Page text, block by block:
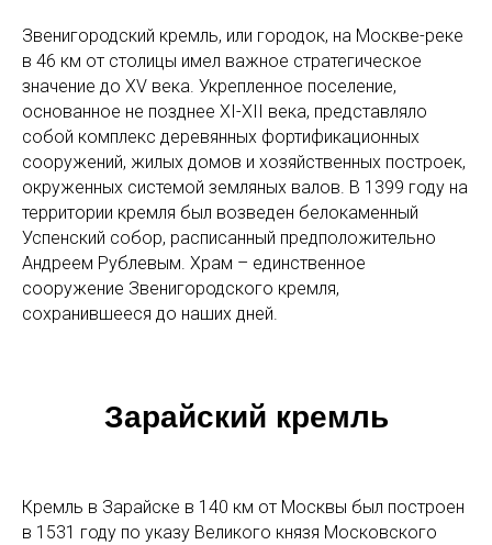
Звенигородский кремль, или городок, на Москве-реке
в 46 км от столицы имел важное стратегическое
значение до XV века. Укрепленное поселение,
основанное не позднее XI-XII века, представляло
собой комплекс деревянных фортификационных
сооружений, жилых домов и хозяйственных построек,
окруженных системой земляных валов. В 1399 году на
территории кремля был возведен белокаменный
Успенский собор, расписанный предположительно
Андреем Рублевым. Храм – единственное
сооружение Звенигородского кремля,
сохранившееся до наших дней.
Зарайский кремль
Кремль в Зарайске в 140 км от Москвы был построен
в 1531 году по указу Великого князя Московского